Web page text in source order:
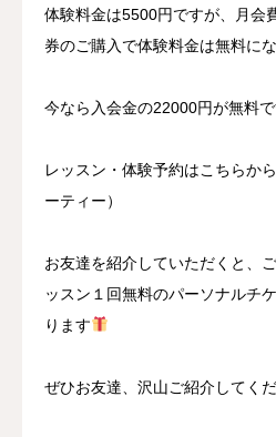
体験料金は5500円ですが、月会
券のご購入で体験料金は無料にな
今なら入会金の22000円が無料で
レッスン・体験予約はこちらから
ーティー）
お友達を紹介していただくと、
ッスン１回無料のパーソナルチ
ります
ぜひお友達、沢山ご紹介してく